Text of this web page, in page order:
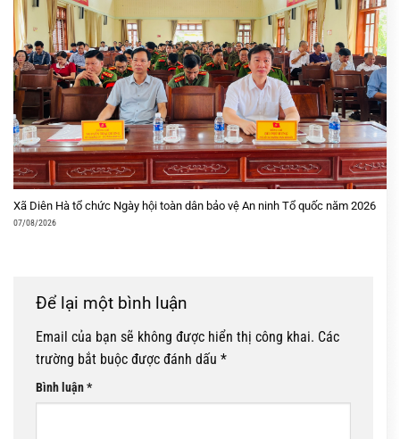
Xã Diên Hà tổ chức Ngày hội toàn dân bảo vệ An ninh Tổ quốc năm 2026
07/08/2026
Để lại một bình luận
Email của bạn sẽ không được hiển thị công khai. Các
trường bắt buộc được đánh dấu *
Bình luận*